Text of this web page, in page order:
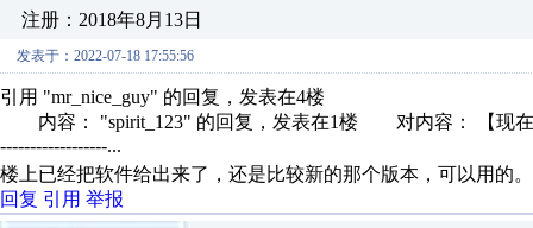
注册：2018年8月13日
发表于：2022-07-18 17:55:56
引用 "mr_nice_guy" 的回复，发表在4楼
内容： "spirit_123" 的回复，发表在1楼 对内容： 【现
------------------...
楼上已经把软件给出来了，还是比较新的那个版本，可以用的。
回复 引用 举报